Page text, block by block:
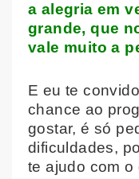
a alegria em
grande, que
vale muito a
E eu te
chance ao
gostar, é só
dificuldades,
te ajudo com o